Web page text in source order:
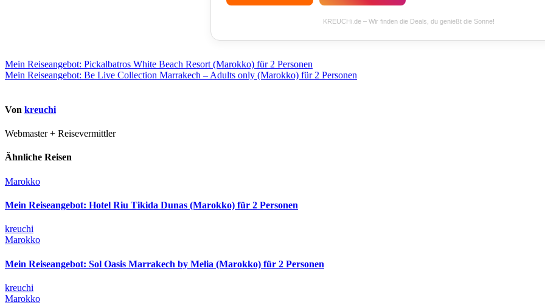
KREUCHi.de – Wir finden die Deals, du genießt die Sonne!
Beitragsnavigation
Mein Reiseangebot: Pickalbatros White Beach Resort (Marokko) für 2 Personen
Mein Reiseangebot: Be Live Collection Marrakech – Adults only (Marokko) für 2 Personen
Von kreuchi
Webmaster + Reisevermittler
Ähnliche Reisen
Marokko
Mein Reiseangebot: Hotel Riu Tikida Dunas (Marokko) für 2 Personen
kreuchi
Marokko
Mein Reiseangebot: Sol Oasis Marrakech by Melia (Marokko) für 2 Personen
kreuchi
Marokko